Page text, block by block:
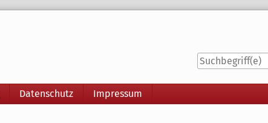
Datenschutz Impressum